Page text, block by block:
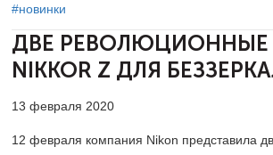
#новинки
ДВЕ РЕВОЛЮЦИОННЫЕ
NIKKOR Z ДЛЯ
13 февраля 2020
12 февраля компания Nikon представила